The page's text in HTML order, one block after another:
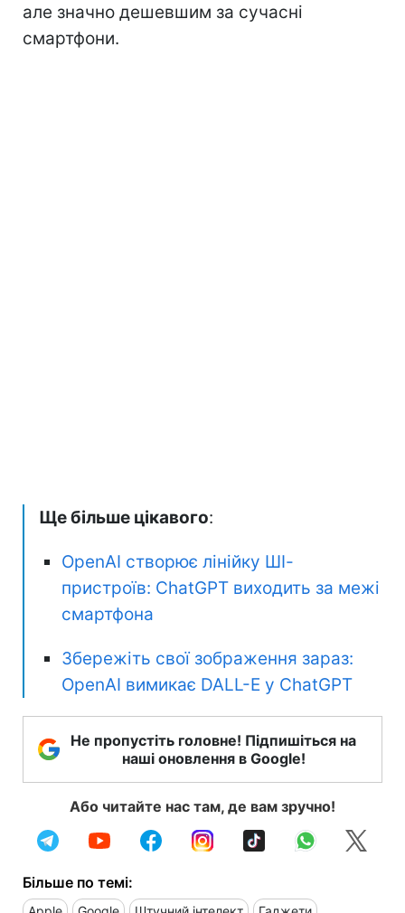
але значно дешевшим за сучасні
смартфони.
Ще більше цікавого:
OpenAI створює лінійку ШІ-
пристроїв: ChatGPT виходить за межі
смартфона
Збережіть свої зображення зараз:
OpenAI вимикає DALL-E у ChatGPT
Не пропустіть головне! Підпишіться на
наші оновлення в Google!
Або читайте нас там, де вам зручно!
Більше по темі: